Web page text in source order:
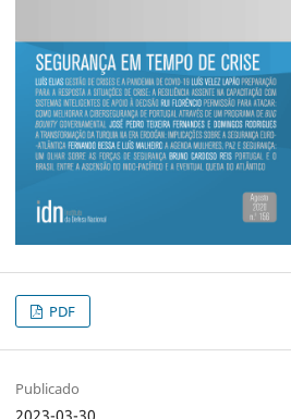
PDF
Publicado